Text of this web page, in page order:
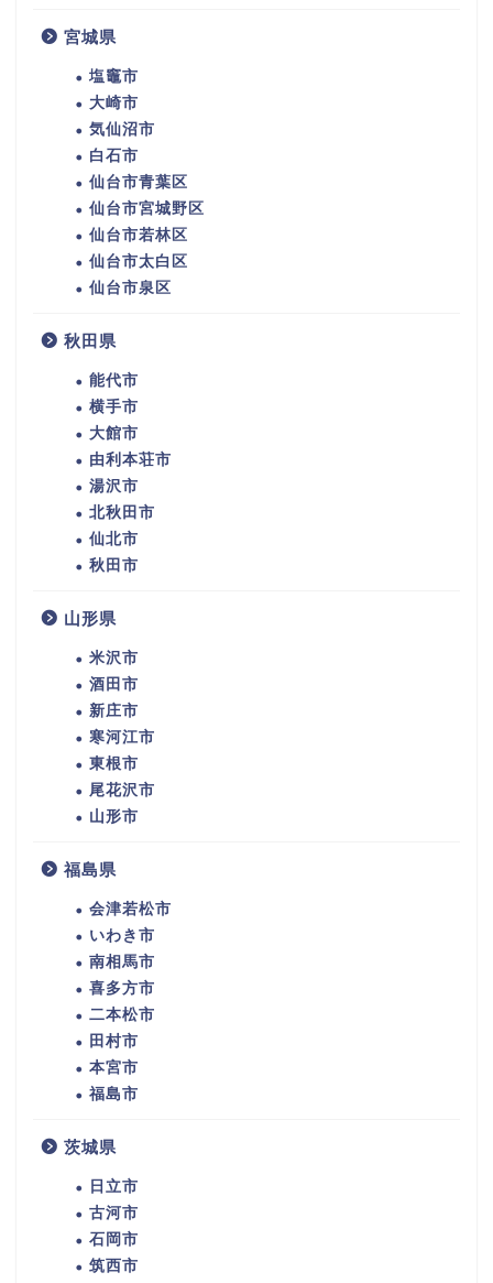
宮城県
塩竈市
大崎市
気仙沼市
白石市
仙台市青葉区
仙台市宮城野区
仙台市若林区
仙台市太白区
仙台市泉区
秋田県
能代市
横手市
大館市
由利本荘市
湯沢市
北秋田市
仙北市
秋田市
山形県
米沢市
酒田市
新庄市
寒河江市
東根市
尾花沢市
山形市
福島県
会津若松市
いわき市
南相馬市
喜多方市
二本松市
田村市
本宮市
福島市
茨城県
日立市
古河市
石岡市
筑西市